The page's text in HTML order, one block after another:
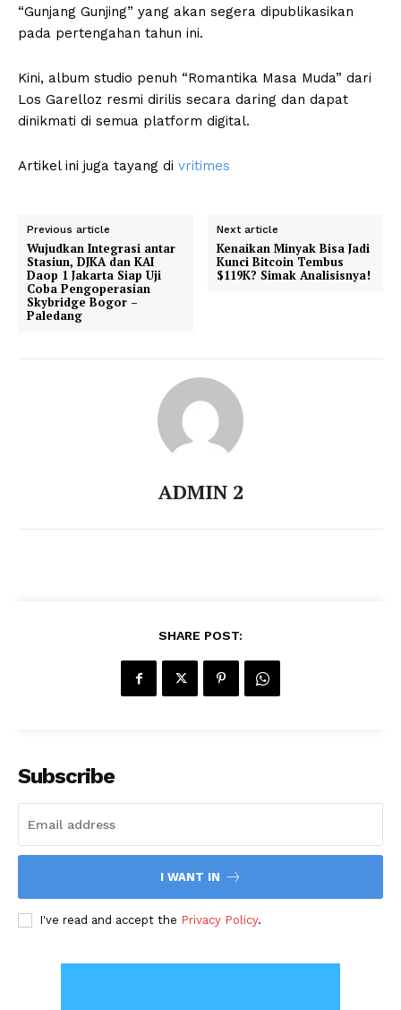
“Gunjang Gunjing” yang akan segera dipublikasikan
pada pertengahan tahun ini.
Kini, album studio penuh “Romantika Masa Muda” dari
Los Garelloz resmi dirilis secara daring dan dapat
dinikmati di semua platform digital.
Artikel ini juga tayang di vritimes
Previous article
Wujudkan Integrasi antar
Stasiun, DJKA dan KAI
Daop 1 Jakarta Siap Uji
Coba Pengoperasian
Skybridge Bogor –
Paledang
Next article
Kenaikan Minyak Bisa Jadi
Kunci Bitcoin Tembus
$119K? Simak Analisisnya!
ADMIN 2
SHARE POST:
Subscribe
I WANT IN
I've read and accept the Privacy Policy.